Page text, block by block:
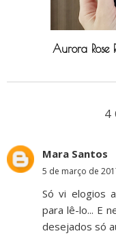
Aurora Rose
4
Mara Santos
5 de março de
Só vi elogios
para lê-lo... E
desejados só